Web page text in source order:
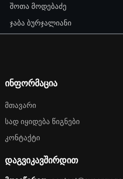
შოთა მოდებაძე
ჯაბა ბურჯალიანი
ინფორმაცია
Მთავარი
Სად Იყიდება Წიგნები
Კონტაქტი
დაგვიკავშირდით